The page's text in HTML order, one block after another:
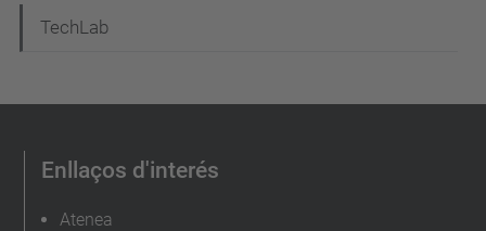
TechLab
Enllaços d'interés
Atenea